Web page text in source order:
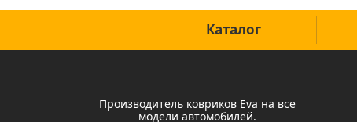
Каталог
Производитель ковриков Eva на все
модели автомобилей.